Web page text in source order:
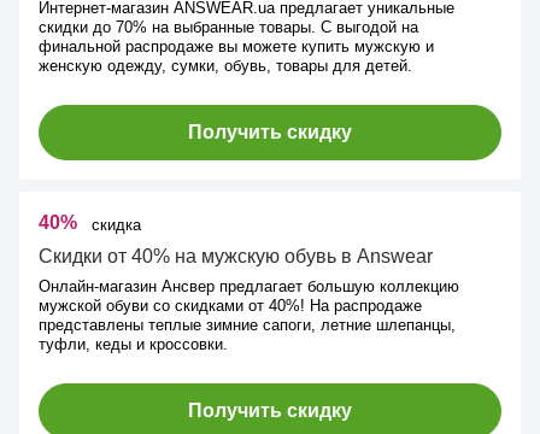
Интернет-магазин ANSWEAR.ua предлагает уникальные
скидки до 70% на выбранные товары. С выгодой на
финальной распродаже вы можете купить мужскую и
женскую одежду, сумки, обувь, товары для детей.
Получить скидку
40% скидка
Скидки от 40% на мужскую обувь в Answear
Онлайн-магазин Ансвер предлагает большую коллекцию
мужской обуви со скидками от 40%! На распродаже
представлены теплые зимние сапоги, летние шлепанцы,
туфли, кеды и кроссовки.
Получить скидку